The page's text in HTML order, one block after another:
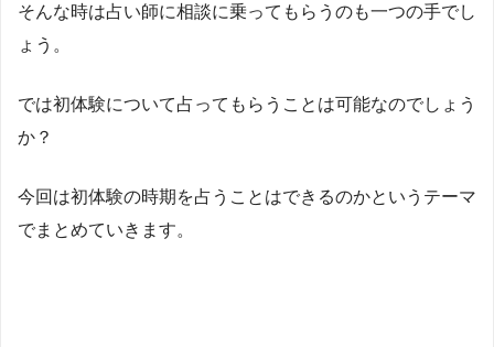
そんな時は占い師に相談に乗ってもらうのも一つの手でし
ょう。
では初体験について占ってもらうことは可能なのでしょう
か？
今回は初体験の時期を占うことはできるのかというテーマ
でまとめていきます。